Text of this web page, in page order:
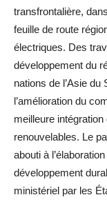
transfrontalière,
feuille de route
électriques. Des
développement du
nations de l’Asie
l’amélioration du
meilleure
renouvelables. Le
abouti à
développement
ministériel par les